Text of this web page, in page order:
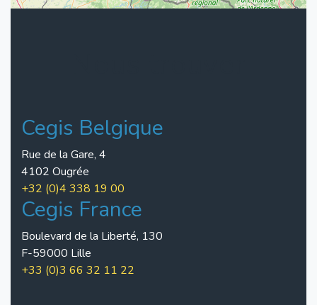
Cegis Belgique
Rue de la Gare, 4
4102 Ougrée
+32 (0)4 338 19 00
Cegis France
Boulevard de la Liberté, 130
F-59000 Lille
+33 (0)3 66 32 11 22